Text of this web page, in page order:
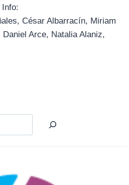
César Albarracín, Miriam
Arce, Natalia Alaniz,